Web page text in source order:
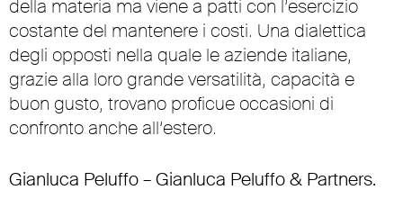
della materia ma viene a patti con l’esercizio
costante del mantenere i costi. Una dialettica
degli opposti nella quale le aziende italiane,
grazie alla loro grande versatilità, capacità e
buon gusto, trovano proficue occasioni di
confronto anche all’estero.
Gianluca Peluffo – Gianluca Peluffo & Partners.